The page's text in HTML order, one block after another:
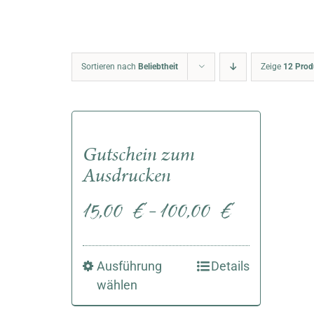
Sortieren nach Beliebtheit Zeige 12
Gutschein zum
Ausdrucken
15,00€ – 100,00€
Ausführung
wählen
Details